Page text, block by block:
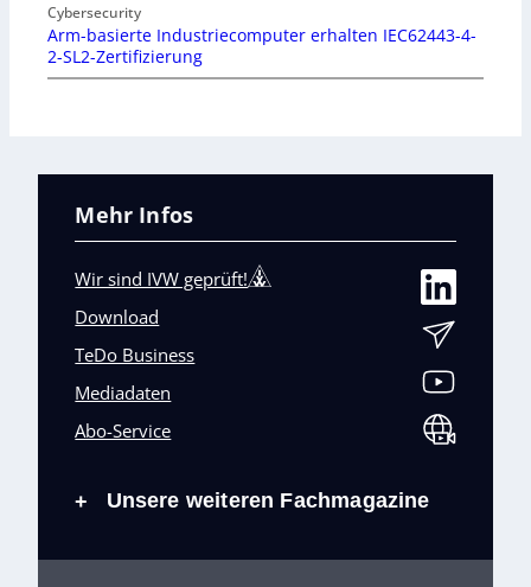
Cybersecurity
Arm-basierte Industriecomputer erhalten IEC62443-4-
2-SL2-Zertifizierung
Mehr Infos
Wir sind IVW geprüft!
Download
TeDo Business
Mediadaten
Abo-Service
+ Unsere weiteren Fachmagazine